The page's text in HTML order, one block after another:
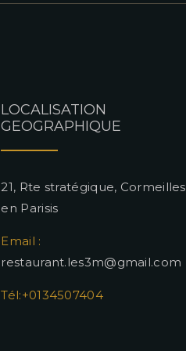
LOCALISATION
GEOGRAPHIQUE
21, Rte stratégique, Cormeilles
en Parisis
Email :
restaurant.les3m@gmail.com
Tél:+0134507404